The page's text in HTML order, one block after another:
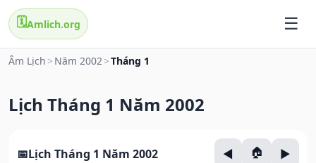
🗓️Amlich.org
Âm Lịch > Năm 2002>Tháng 1
Lịch Tháng 1 Năm 2002
Lịch Tháng 1 Năm 2002